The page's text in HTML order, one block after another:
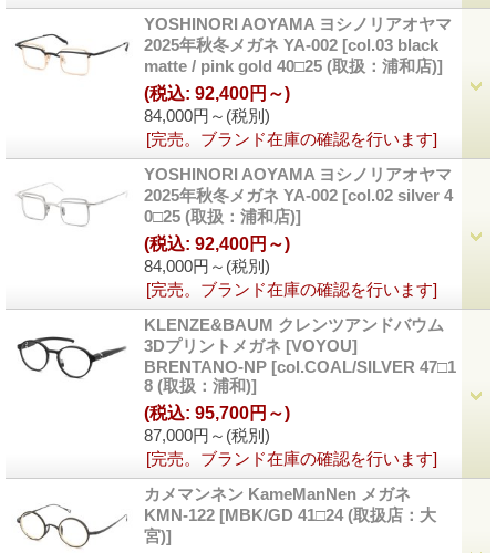
YOSHINORI AOYAMA ヨシノリアオヤマ
2025年秋冬メガネ YA-002 [col.03 black
matte / pink gold 40□25 (取扱：浦和店)]
84,000円～ (税別)
(税込: 92,400円～)
[完売。ブランド在庫の確認を行います]
YOSHINORI AOYAMA ヨシノリアオヤマ
2025年秋冬メガネ YA-002 [col.02 silver 4
0□25 (取扱：浦和店)]
84,000円～ (税別)
(税込: 92,400円～)
[完売。ブランド在庫の確認を行います]
KLENZE&BAUM クレンツアンドバウム
3Dプリントメガネ [VOYOU]
BRENTANO-NP [col.COAL/SILVER 47□1
8 (取扱：浦和)]
87,000円～ (税別)
(税込: 95,700円～)
[完売。ブランド在庫の確認を行います]
カメマンネン KameManNen メガネ
KMN-122 [MBK/GD 41□24 (取扱店：大
宮)]